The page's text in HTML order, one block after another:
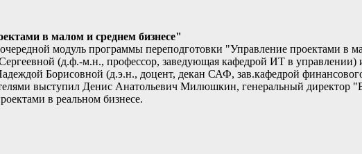
в малом и среднем бизнесе"
модуль программы переподготовки "Управление проектами в
(д.ф.-м.н., профессор, заведующая кафедрой ИТ в управлении)
Борисовной (д.э.н., доцент, декан САФ, зав.кафедрой
выступил Денис Анатольевич Милюшкин, генеральный
в реальном бизнесе.